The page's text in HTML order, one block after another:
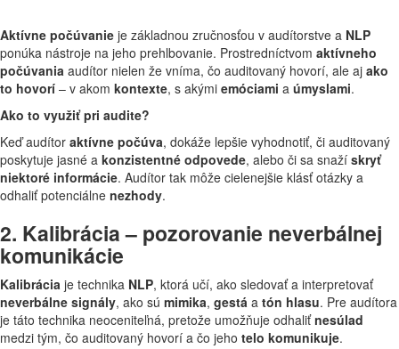
Aktívne počúvanie je základnou zručnosťou v audítorstve a NLP
ponúka nástroje na jeho prehlbovanie. Prostredníctvom aktívneho
počúvania audítor nielen že vníma, čo auditovaný hovorí, ale aj ako
to hovorí – v akom kontexte, s akými emóciami a úmyslami.
Ako to využiť pri audite?
Keď audítor aktívne počúva, dokáže lepšie vyhodnotiť, či auditovaný
poskytuje jasné a konzistentné odpovede, alebo či sa snaží skryť
niektoré informácie. Audítor tak môže cielenejšie klásť otázky a
odhaliť potenciálne nezhody.
2. Kalibrácia – pozorovanie neverbálnej
komunikácie
Kalibrácia je technika NLP, ktorá učí, ako sledovať a interpretovať
neverbálne signály, ako sú mimika, gestá a tón hlasu. Pre audítora
je táto technika neoceniteľná, pretože umožňuje odhaliťnesúlad
medzi tým, čo auditovaný hovorí a čo jeho telo komunikuje.